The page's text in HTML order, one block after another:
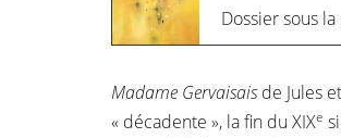
Dossier sous
Madame Gervaisaisde Jules
« décadente », la fin du XIXe